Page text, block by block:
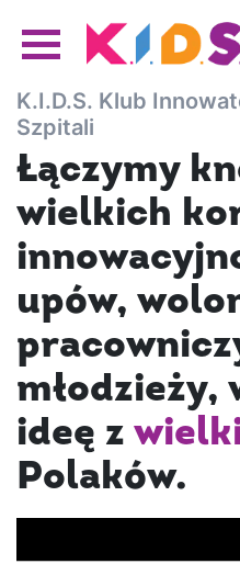
K.I.D.S. Klub
Szpitali
Łączymy
wielkich
upów,
młodzieży,
ideę z
Polaków.